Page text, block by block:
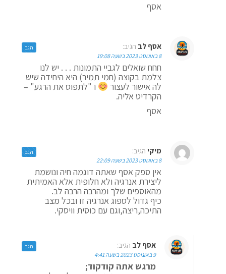
אסף
אסף לב הגיב:
8 באוגוסט 2023 בשעה 19:08
חחח שואלים לגביי התמונות . . . יש לנו
צלמת בקוצה (חמי תמיר) היא היחידה שיש
לה אישור לעצור
ו "לתפוס את הרגע" –
הקרדיט אליה.
אסף
הגב
מיקי הגיב:
8 באוגוסט 2023 בשעה 22:09
אין ספק אסף שאתה דוגמה חיה ונושמת
ליצירת אנרגיה ולא חלופית אלא האמיתית
מהאוספים שלך ומהרבה הרבה לב.
כיף גדול לספוג אנרגיה זו ובכל מצב
התיכה,ריצה,וגם עם כוסית וויסקי.
הגב
אסף לב הגיב:
9 באוגוסט 2023 בשעה 4:41
מרגש אתה קודקוד;
הגב